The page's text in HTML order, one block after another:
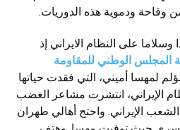
وقاحة ودموية هذه الدوريات.
على النظام الايراني إذ
المجلس الوطني للمقاومة
لمهسا أميني، التي فقدت حياتها
الإيراني، انتشرت مشاعر الغضب
الإيراني. واحتج أهالي طهران